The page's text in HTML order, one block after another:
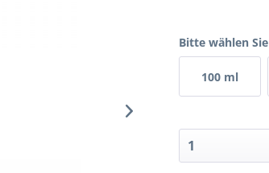
Bitte wählen Sie
100 ml